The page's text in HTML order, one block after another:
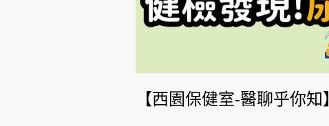
【西園保健室-醫聊乎你